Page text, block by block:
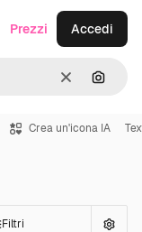
CancellaCerca
Prezzi Accedi
Crea un'icona IA
Filtri